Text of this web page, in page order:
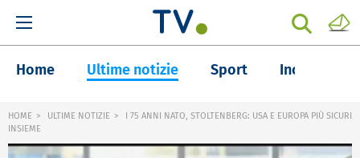
Home Ultime notizie Sport Inchieste
HOME ULTIME NOTIZIE
I 75 ANNI NATO, STOLTENBERG: USA E EUROPA PIÙ SICURI
INSIEME